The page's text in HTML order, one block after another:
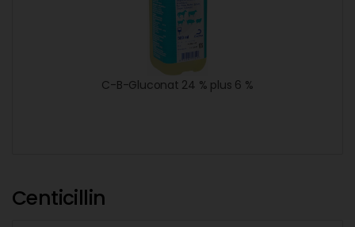
C-B-Gluconat 24 % plus 6 %
Centicillin